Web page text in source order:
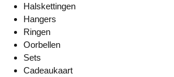
Halskettingen
Hangers
Ringen
Oorbellen
Sets
Cadeaukaart